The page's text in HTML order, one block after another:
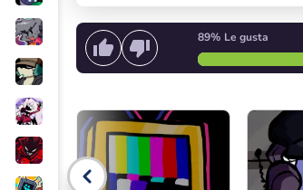
89% Le gusta
Empieza a cantar o
Control de volumen